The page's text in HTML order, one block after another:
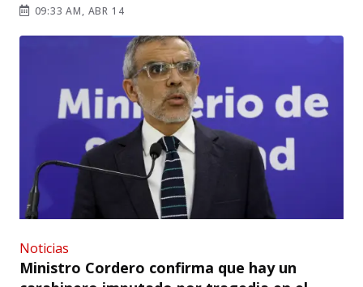
09:33 AM, ABR 14
Noticias
Ministro Cordero confirma que hay un